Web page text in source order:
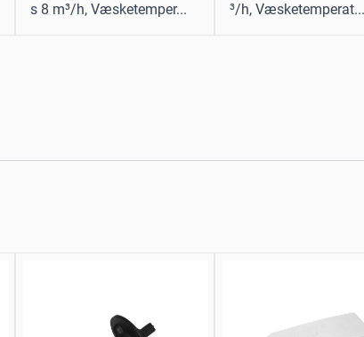
s 8 m³/h, Væsketemper...
³/h, Væsketemperat...